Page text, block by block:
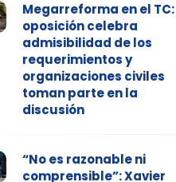
Megarreforma en el TC:
oposición celebra
admisibilidad de los
requerimientos y
organizaciones civiles
toman parte en la
discusión
“No es razonable ni
comprensible”: Xavier